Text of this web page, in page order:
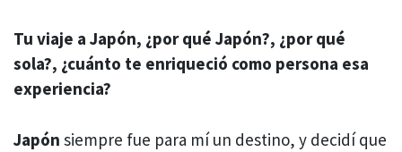
Tu viaje a Japón, ¿por qué Japón?, ¿por qué
sola?, ¿cuánto te enriqueció como persona esa
experiencia?
Japón siempre fue para mí un destino, y decidí que